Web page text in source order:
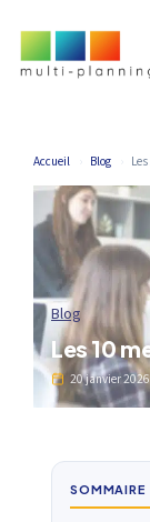
Accueil Blog
Blog
Les 10
20 janvier 2026
SOMMAIRE